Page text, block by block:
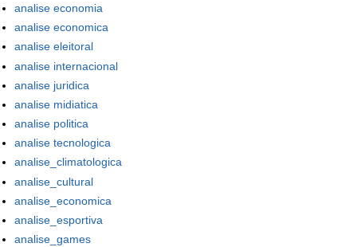
analise economia
analise economica
analise eleitoral
analise internacional
analise juridica
analise midiatica
analise politica
analise tecnologica
analise_climatologica
analise_cultural
analise_economica
analise_esportiva
analise_games